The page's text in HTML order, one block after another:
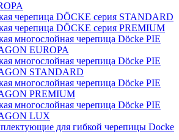
черепица DÖCKE серия STANDARD
черепица DÖCKE серия PREMIUM
многослойная черепица Döcke PIE
EUROPA
многослойная черепица Döcke PIE
STANDARD
многослойная черепица Döcke PIE
PREMIUM
многослойная черепица Döcke PIE
LUX
для гибкой черепицы Docke